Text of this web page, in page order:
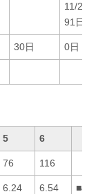
11/22
91日間
30日 0日
5 6
76 116
6.24 6.54